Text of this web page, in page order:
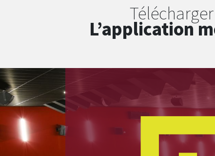
Télécharger
L’application